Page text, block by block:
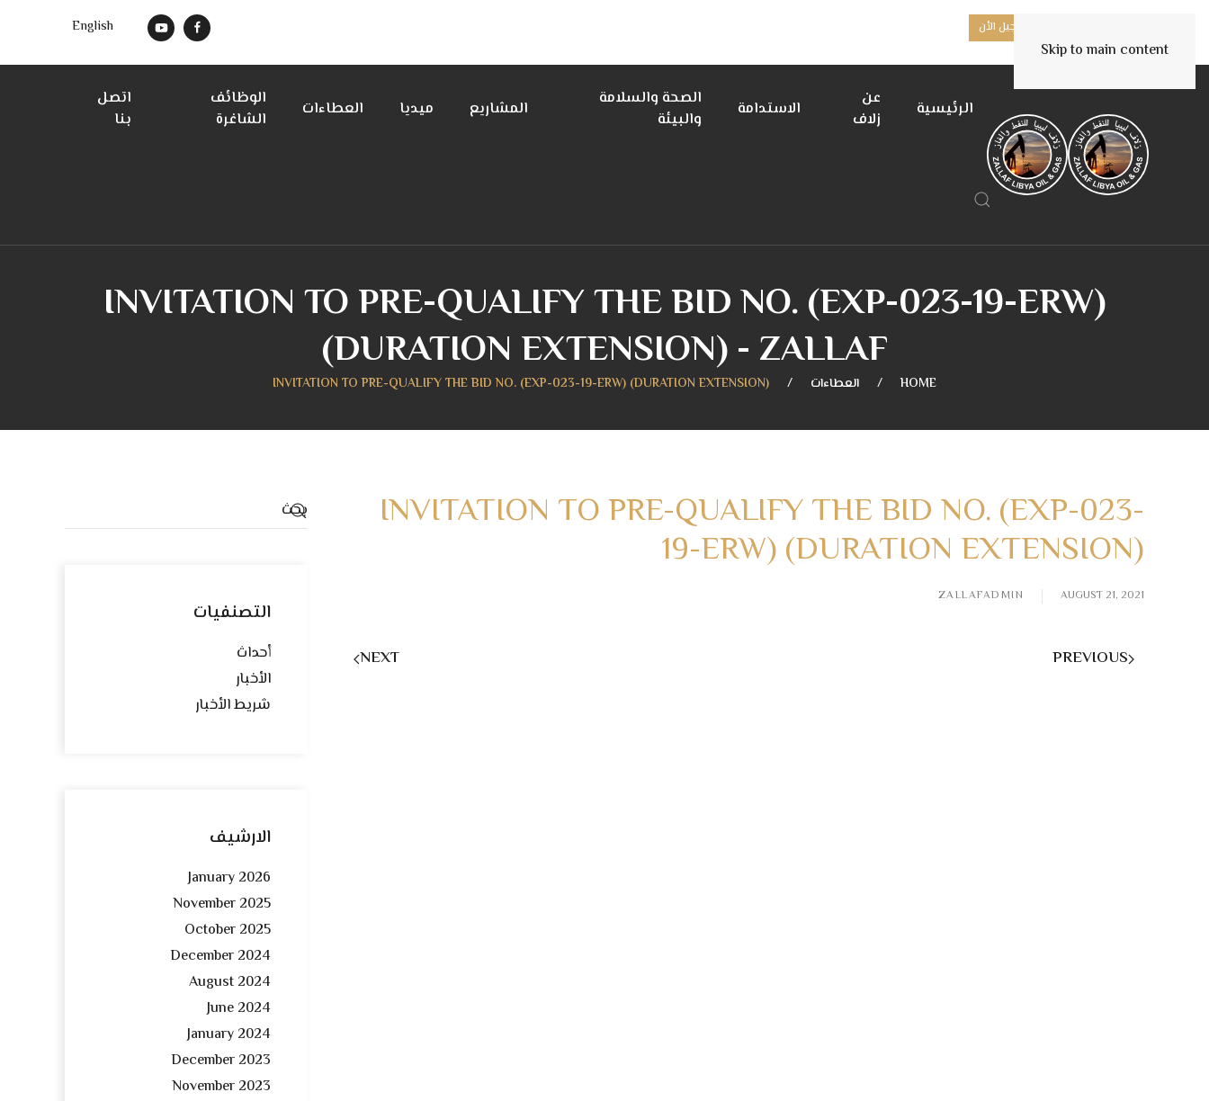
Skip to main content
تسجيل الأن English
الرئيسية
عن
زلاف
الاستدامة
الصحة والسلامة
والبيئة
المشاريع ميديا العطاءات
الوظائف
الشاغرة
اتصل
بنا
INVITATION TO PRE-QUALIFY THE BID NO. (EXP-023-19-ERW)
(DURATION EXTENSION) - ZALLAF
HOME العطاءات INVITATION TO PRE-QUALIFY THE BID NO. (EXP-023-19-ERW) (DURATION EXTENSION)
INVITATION TO PRE-QUALIFY THE BID NO. (EXP-023-
19-ERW) (DURATION EXTENSION)
AUGUST 21, 2021
ZALLAFADMIN
PREVIOUS
NEXT
التصنفيات
أحداث
الأخبار
شريط الأخبار
الارشيف
January 2026
November 2025
October 2025
December 2024
August 2024
June 2024
January 2024
December 2023
November 2023